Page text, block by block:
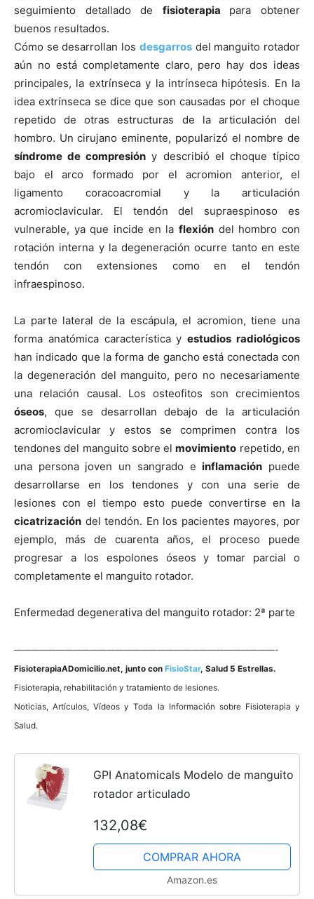
seguimiento detallado de fisioterapia para obtener
buenos resultados.
Cómo se desarrollan los desgarrosdel manguito rotador
aún no está completamente claro, pero hay dos ideas
principales, la extrí­nseca y la intrí­nseca hipótesis. En la
idea extrí­nseca se dice que son causadas por el choque
repetido de otras estructuras de la articulación del
hombro. Un cirujano eminente, popularizó el nombre de
sí­ndrome de compresión y describió el choque tí­pico
bajo el arco formado por el acromion anterior, el
ligamento coracoacromial y la articulación
acromioclavicular. El tendón del supraespinoso es
vulnerable, ya que incide en la flexión del hombro con
rotación interna y la degeneración ocurre tanto en este
tendón con extensiones como en el tendón
infraespinoso.
La parte lateral de la escápula, el acromion, tiene una
forma anatómica caracterí­stica yestudios radiológicos
han indicado que la forma de gancho está conectada con
la degeneración del manguito, pero no necesariamente
una relación causal. Los osteofitos son crecimientos
óseos, que se desarrollan debajo de la articulación
acromioclavicular y estos se comprimen contra los
tendones del manguito sobre elmovimiento repetido, en
una persona joven un sangrado einflamación puede
desarrollarse en los tendones y con una serie de
lesiones con el tiempo esto puede convertirse en la
cicatrización del tendón. En los pacientes mayores, por
ejemplo, más de cuarenta años, el proceso puede
progresar a los espolones óseos y tomar parcial o
completamente el manguito rotador.
Enfermedad degenerativa del manguito rotador: 2ª parte
———————————————————————————————-
FisioterapiaADomicilio.net, junto con FisioStar, Salud 5 Estrellas.
Fisioterapia, rehabilitación y tratamiento de lesiones.
Noticias, Artí­culos, Ví­deos y Toda la Información sobre Fisioterapia y
Salud.
GPI Anatomicals Modelo de manguito
rotador articulado
132,08€
COMPRAR AHORA
Amazon.es